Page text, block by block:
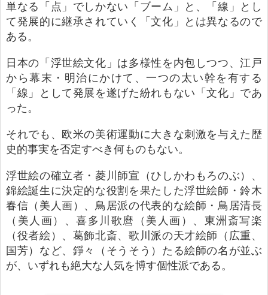
単なる「点」でしかない「ブーム」と、「線」とし
て発展的に継承されていく「文化」とは異なるので
ある。
日本の「浮世絵文化」は多様性を内包しつつ、江戸
から幕末・明治にかけて、一つの太い幹を有する
「線」として発展を遂げた紛れもない「文化」であ
った。
それでも、欧米の美術運動に大きな刺激を与えた歴
史的事実を否定すべき何ものもない。
浮世絵の確立者・菱川師宣（ひしかわもろのぶ）、
錦絵誕生に決定的な役割を果たした浮世絵師・鈴木
春信（美人画）、鳥居派の代表的な絵師・鳥居清長
（美人画）、喜多川歌麿（美人画）、東洲斎写楽
（役者絵）、葛飾北斎、歌川派の天才絵師（広重、
国芳）など、錚々（そうそう）たる絵師の名が並ぶ
が、いずれも絶大な人気を博す個性派である。